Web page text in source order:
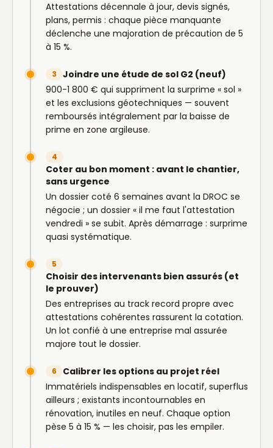
Attestations décennale à jour, devis signés,
plans, permis : chaque pièce manquante
déclenche une majoration de précaution de 5
à 15 %.
3
Joindre une étude de sol G2 (neuf)
900-1 800 € qui suppriment la surprime « sol »
et les exclusions géotechniques — souvent
remboursés intégralement par la baisse de
prime en zone argileuse.
4
Coter au bon moment : avant le chantier,
sans urgence
Un dossier coté 6 semaines avant la DROC se
négocie ; un dossier « il me faut l'attestation
vendredi » se subit. Après démarrage : surprime
quasi systématique.
5
Choisir des intervenants bien assurés (et
le prouver)
Des entreprises au track record propre avec
attestations cohérentes rassurent la cotation.
Un lot confié à une entreprise mal assurée
majore tout le dossier.
6
Calibrer les options au projet réel
Immatériels indispensables en locatif, superflus
ailleurs ; existants incontournables en
rénovation, inutiles en neuf. Chaque option
pèse 5 à 15 % — les choisir, pas les empiler.